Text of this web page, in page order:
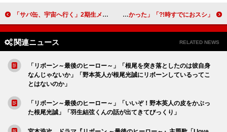
「サバ缶、宇宙へ行く」2期生メンバー始動に視聴者感動 「夢がつながった」「生徒たちの試行錯誤が興味深い」 「時すでにおスシ!?」森の母“温子”佐藤江梨子の登場に反響 「ヤンキー母がしっくりくる」「熱血破天荒ママが良かった」
関連ニュース RELATED NEWS
「リボーン～最後のヒーロー～」「根尾を突き落としたのは彼自身
なんじゃないか」「野本英人が根尾光誠にリボーンしているってこ
とはないのか」
「リボーン～最後のヒーロー～」「いいぞ！野本英人の皮をかぶっ
た根尾光誠」「羽生結弦くんの話が出てきてびっくり」